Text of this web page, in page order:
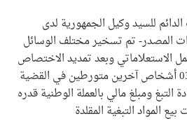
للسيد وكيل الجمهورية لدى
المصدر- تم تسخير مختلف الوسائل
الاستعلاماتي وبعد تمديد الاختصاص
إلى ولاية أخرى تم توقيف 03 أشخاص آخرين متورطين في القضية
ومبلغ مالي بالعملة الوطنية قدره